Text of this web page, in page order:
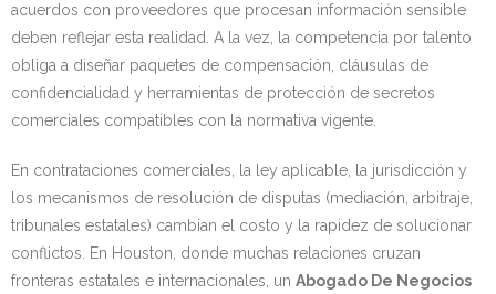
acuerdos con proveedores que procesan información sensible
deben reflejar esta realidad. A la vez, la competencia por talento
obliga a diseñar paquetes de compensación, cláusulas de
confidencialidad y herramientas de protección de secretos
comerciales compatibles con la normativa vigente.
En contrataciones comerciales, la ley aplicable, la jurisdicción y
los mecanismos de resolución de disputas (mediación, arbitraje,
tribunales estatales) cambian el costo y la rapidez de solucionar
conflictos. En Houston, donde muchas relaciones cruzan
fronteras estatales e internacionales, un Abogado De Negocios